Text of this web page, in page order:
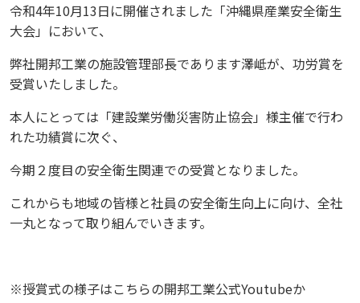
令和4年10月13日に開催されました「沖縄県産業安全衛生
大会」において、
弊社開邦工業の施設管理部長であります澤岻が、功労賞を
受賞いたしました。
本人にとっては「建設業労働災害防止協会」様主催で行わ
れた功績賞に次ぐ、
今期２度目の安全衛生関連での受賞となりました。
これからも地域の皆様と社員の安全衛生向上に向け、全社
一丸となって取り組んでいきます。
※授賞式の様子はこちらの開邦工業公式Youtubeか